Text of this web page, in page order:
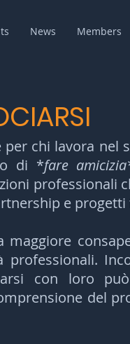
News Members
chi lavora nel
di *fare
professionali
e
con loro
del